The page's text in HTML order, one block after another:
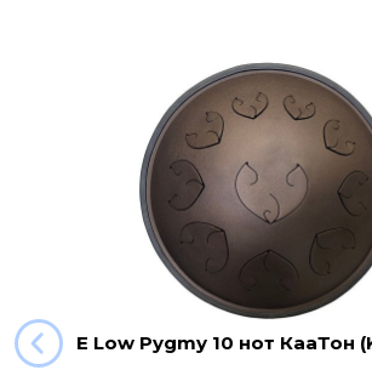
E Low Pygmy 10 нот КааТон